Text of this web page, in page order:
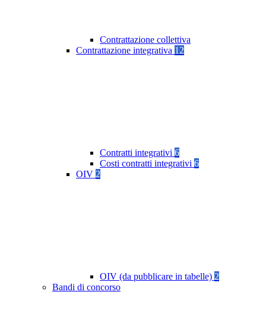
Contrattazione collettiva
Contrattazione integrativa 12
Contratti integrativi 6
Costi contratti integrativi 6
OIV 2
OIV (da pubblicare in tabelle) 2
Bandi di concorso